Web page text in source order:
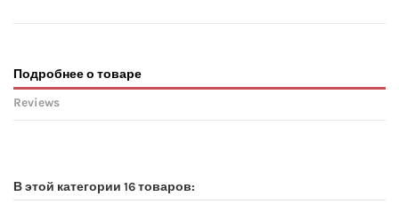
Подробнее о товаре
Reviews
В этой категории 16 товаров: